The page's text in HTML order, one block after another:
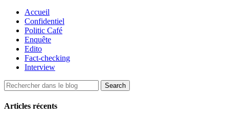
Accueil
Confidentiel
Politic Café
Enquête
Edito
Fact-checking
Interview
Articles récents